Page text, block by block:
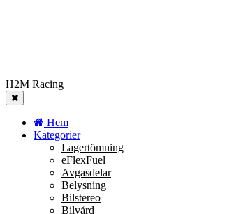
H2M Racing
Hem
Kategorier
Lagertömning
eFlexFuel
Avgasdelar
Belysning
Bilstereo
Bilvård